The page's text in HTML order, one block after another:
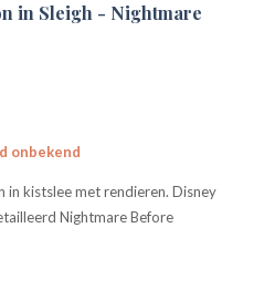
in Sleigh - Nightmare
onbekend
in kistslee met rendieren. Disney
Nightmare Before